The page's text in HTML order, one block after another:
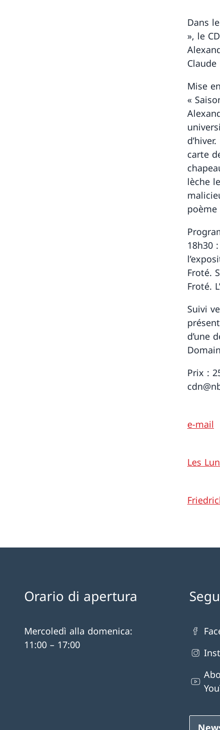
Dans
», le
Mise
«
carte
lèche
poème
18h30
Froté.
Froté.
Suivi
d’une
Prix :
e-mail
Les
Orario di apertura
Mercoledì alla domenica:
11:00 – 17:00